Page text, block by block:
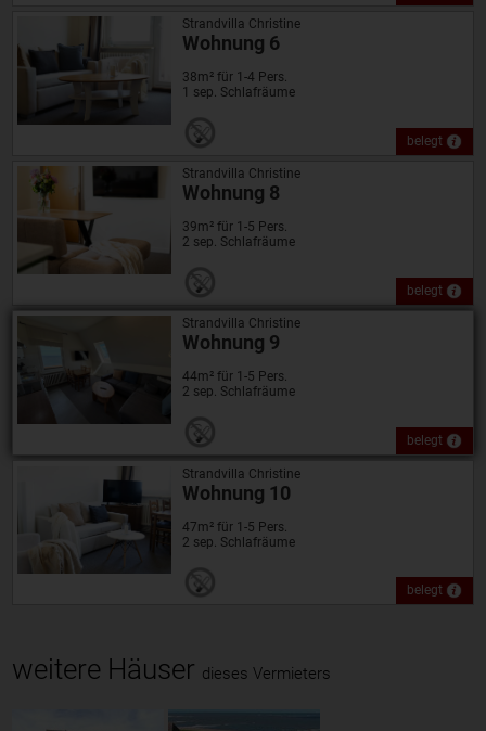
belegt
Strandvilla Christine
Wohnung 6
38m² für 1-4 Pers.
1 sep. Schlafräume
belegt
Strandvilla Christine
Wohnung 8
39m² für 1-5 Pers.
2 sep. Schlafräume
belegt
Strandvilla Christine
Wohnung 9
44m² für 1-5 Pers.
2 sep. Schlafräume
belegt
Strandvilla Christine
Wohnung 10
47m² für 1-5 Pers.
2 sep. Schlafräume
weitere Häuser dieses Vermieters